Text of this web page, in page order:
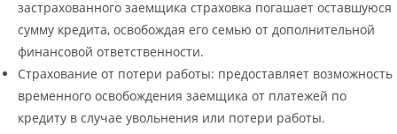
застрахованного заемщика страховка погашает оставшуюся
сумму кредита, освобождая его семью от дополнительной
финансовой ответственности.
Страхование от потери работы: предоставляет возможность
временного освобождения заемщика от платежей по
кредиту в случае увольнения или потери работы.